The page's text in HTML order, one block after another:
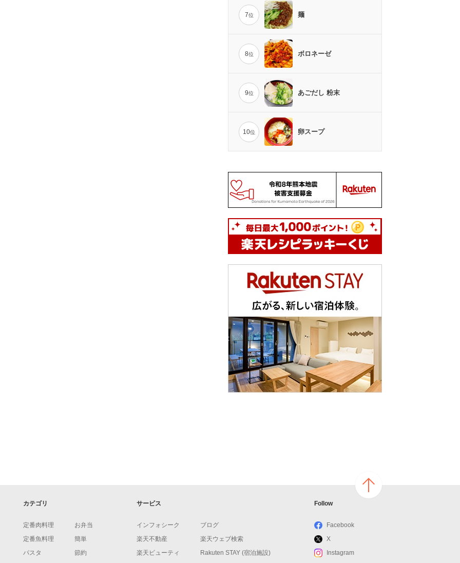
7位 麺
8位 ボロネーゼ
9位 あごだし 粉末
10位 卵スープ
カテゴリ
定番肉料理
定番魚料理
パスタ
お弁当
簡単
節約
サービス
インフォシーク
楽天不動産
楽天ビューティ
ブログ
楽天ウェブ検索
Rakuten STAY (宿泊施設)
Follow
Facebook
X
Instagram